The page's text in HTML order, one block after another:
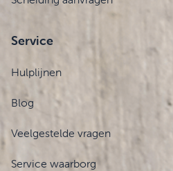
Service
Hulplijnen
Blog
Veelgestelde vragen
Service waarborg